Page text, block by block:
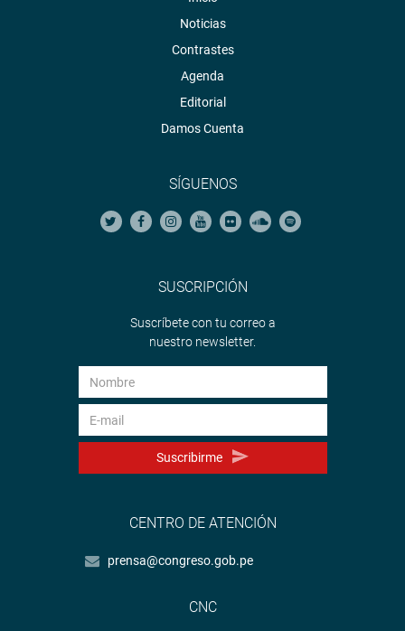
Noticias
Contrastes
Agenda
Editorial
Damos Cuenta
SÍGUENOS
SUSCRIPCIÓN
Suscríbete con tu correo a
nuestro newsletter.
Suscribirme
CENTRO DE ATENCIÓN
prensa@congreso.gob.pe
CNC